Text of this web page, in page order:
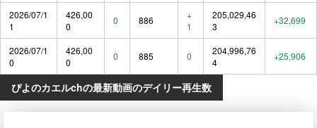
2026/07/1
1
426,00
0
0 886
+
1
205,029,46
3
+32,699
2026/07/1
0
426,00
0
0 885 0
204,996,76
4
+25,906
ぴよのカエルchの最新動画のデイリー再生数